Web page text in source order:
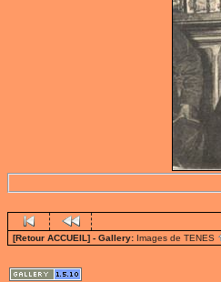
[Retour ACCUEIL] - Gallery: Images de TENES